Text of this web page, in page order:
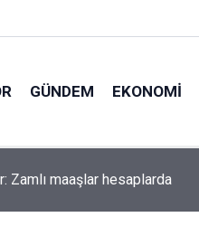
GÜNDEM EKONOMI
maaşlar hesaplarda